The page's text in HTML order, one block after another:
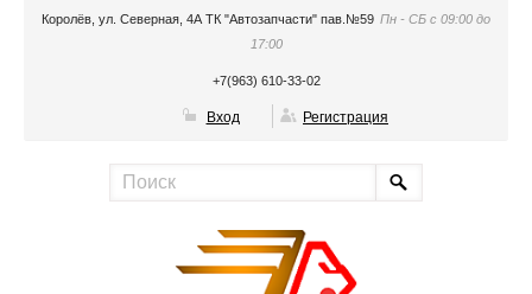
Королёв, ул. Северная, 4А ТК "Автозапчасти" пав.№59 Пн - СБ с 09:00 до
17:00
+7(963) 610-33-02
Вход Регистрация